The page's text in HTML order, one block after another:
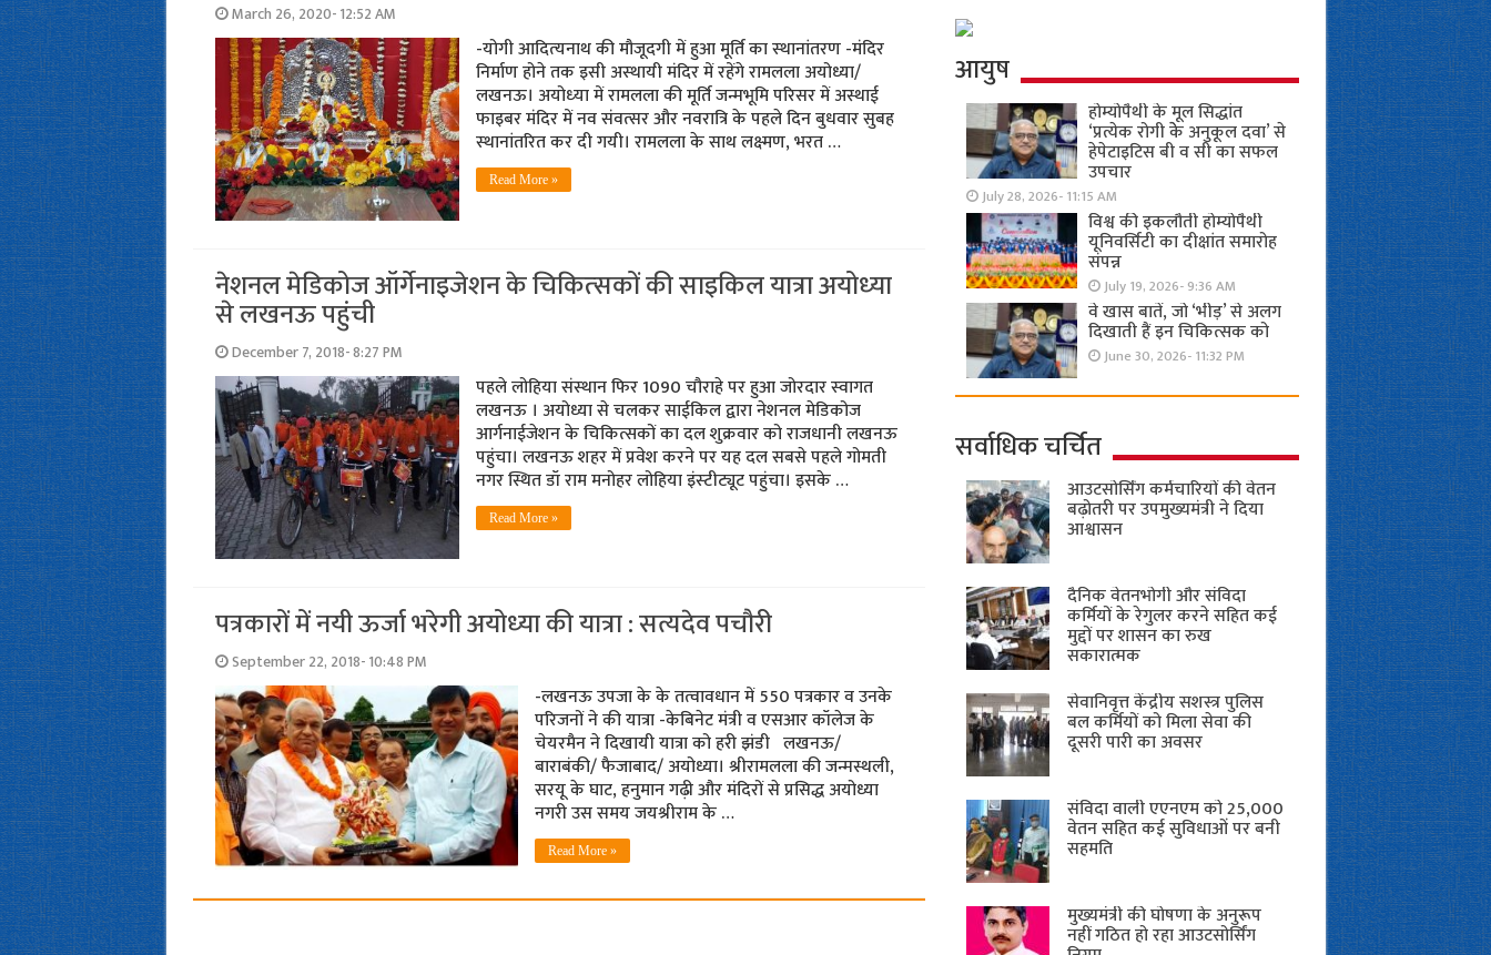
March 26, 2020- 12:52 AM
-योगी आदित्‍यनाथ की मौजूदगी में हुआ मूर्ति का स्‍थानांतरण -मंदिर
निर्माण होने तक इसी अस्‍थायी मंदिर में रहेंगे रामलला अयोध्या/
लखनऊ। अयोध्‍या में रामलला की मूर्ति जन्मभूमि परिसर में अस्थाई
फाइबर मंदिर में नव संवत्‍सर और नवरात्रि के पहले दिन बुधवार सुबह
स्‍थानांतरित कर दी गयी। रामलला के साथ लक्ष्‍मण, भरत …
Read More »
नेशनल मेडिकोज ऑर्गेनाइजेशन के चिकित्‍सकों की साइकिल यात्रा अयोध्‍या
से लखनऊ पहुंची
December 7, 2018- 8:27 PM
पहले लोहिया संस्‍थान फि‍र 1090 चौराहे पर हुआ जोरदार स्‍वागत
लखनऊ । अयोध्या से चलकर साईकिल द्वारा नेशनल मेडिकोज
आर्गनाईजेशन के चिकित्सकों का दल शुक्रवार को राजधानी लखनऊ
पहुंचा। लखनऊ शहर में प्रवेश करने पर यह दल सबसे पहले गोमती
नगर स्थित डॉ राम मनोहर लोहिया इंस्‍टीट्यूट पहुंचा। इसके …
Read More »
पत्रकारों में नयी ऊर्जा भरेगी अयोध्‍या की यात्रा : सत्यदेव पचौरी
September 22, 2018- 10:48 PM
-लखनऊ उपजा के के तत्‍वावधान में 550 पत्रकार व उनके
परिजनों ने की यात्रा -केबिनेट मंत्री व एसआर कॉलेज के
चेयरमैन ने दिखायी यात्रा को हरी झंडी लखनऊ/
बाराबंकी/ फैजाबाद/ अयोध्या। श्रीरामलला की जन्मस्थली,
सरयू के घाट, हनुमान गढ़ी और मंदिरों से प्रसिद्ध अयोध्या
नगरी उस समय जयश्रीराम के …
Read More »
आयुष
होम्योपैथी के मूल सिद्धांत
‘प्रत्येक रोगी केे अनुकूल दवा’ से
हेपेटाइटिस बी व सी का सफल
उपचार
July 28, 2026- 11:15 AM
विश्व की इकलौती होम्योपैथी
यूनिवर्सिटी का दीक्षांत समारोह
संपन्न
July 19, 2026- 9:36 AM
वे खास बातें, जो ‘भीड़’ से अलग
दिखाती हैं इन चिकित्सक को
June 30, 2026- 11:32 PM
सर्वाधिक चर्चित
आउटसोर्सिंग कर्मचारियों की वेतन
बढ़ोतरी पर उपमुख्यमंत्री ने दिया
आश्वासन
दैनिक वेतनभोगी और संविदा
कर्मियों के रेगुलर करने सहित कई
मुद्दों पर शासन का रुख
सकारात्मक
सेवानिवृत्त केंद्रीय सशस्त्र पुलिस
बल ​कर्मियों को मिला सेवा की
दूसरी पारी का अवसर
संविदा वाली एएनएम को 25,000
वेतन सहित कई सुविधाओं पर बनी
सहमति
मुख्यमंत्री की घोषणा के अनुरूप
नहीं गठित हो रहा आउटसोर्सिंग